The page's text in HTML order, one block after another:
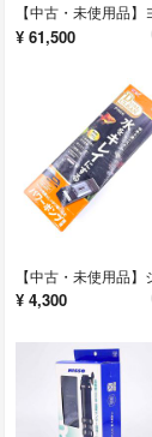
¥ 61,500
¥ 4,300